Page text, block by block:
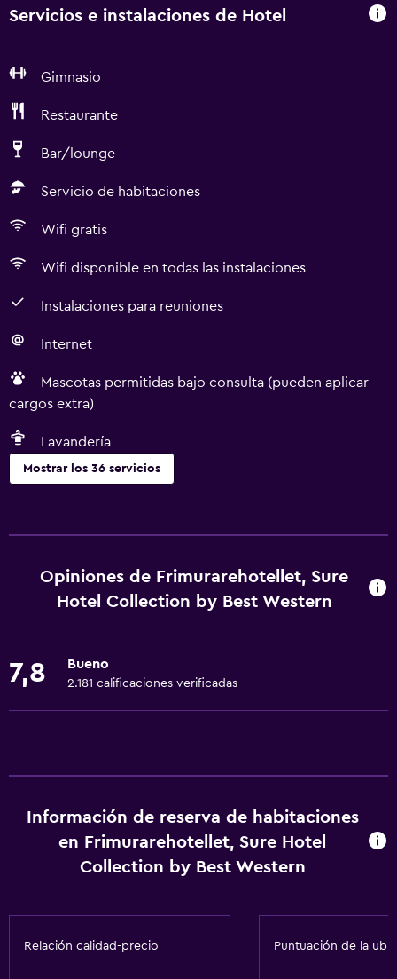
Servicios e instalaciones de Hotel
Gimnasio
Restaurante
Bar/lounge
Servicio de habitaciones
Wifi gratis
Wifi disponible en todas las instalaciones
Instalaciones para reuniones
Internet
Mascotas permitidas bajo consulta (pueden aplicar
cargos extra)
Lavandería
Mostrar los 36 servicios
Salas de conferencia
Servicio de despertador
Check-out exprés
Check-in/check-out privado
Internet
Extinguidor
Alarma de humo
Accesibilidad y adecuación
Opiniones de Frimurarehotellet, Sure
Hotel Collection by Best Western
7,8 Bueno
2.181 calificaciones verificadas
Información de reserva de habitaciones
en Frimurarehotellet, Sure Hotel
Collection by Best Western
Relación calidad-precio Puntuación de la